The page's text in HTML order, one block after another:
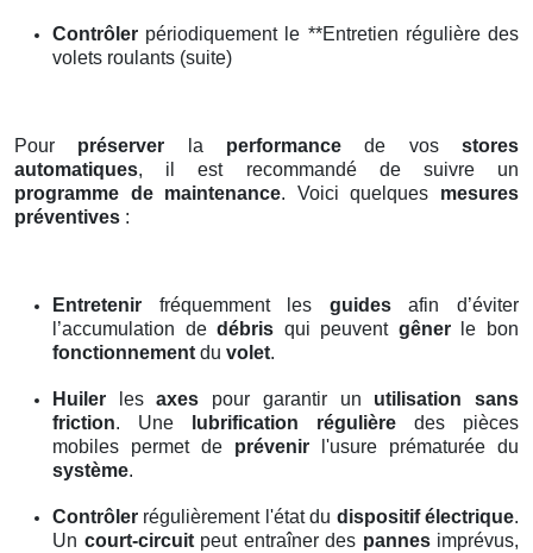
Contrôler périodiquement le **Entretien régulière des
volets roulants (suite)
Pour préserver la performance de vosstores
automatiques, il est recommandé de suivre un
programme de maintenance. Voici quelques mesures
préventives :
Entretenir fréquemment les guidesafin d’éviter
l’accumulation dedébris qui peuvent gênerle bon
fonctionnement du volet.
Huiler lesaxes pour garantir un utilisation sans
friction. Une lubrification régulière des pièces
mobiles permet de prévenir l'usure prématurée du
système.
Contrôler régulièrement l'état du dispositif électrique.
Un court-circuitpeut entraîner des pannesimprévus,